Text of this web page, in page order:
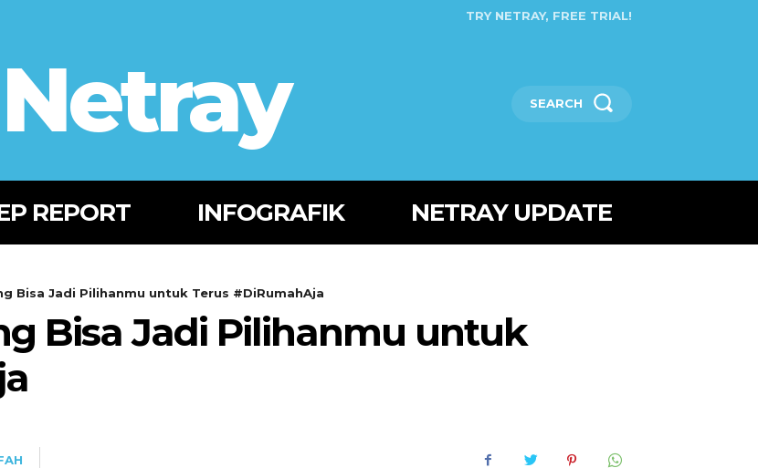
TRY NETRAY, FREE TRIAL!
Netray SEARCH
REPORT INFOGRAFIK NETRAY UPDATE
Bisa Jadi Pilihanmu untuk Terus #DiRumahAja
Bisa Jadi Pilihanmu untuk